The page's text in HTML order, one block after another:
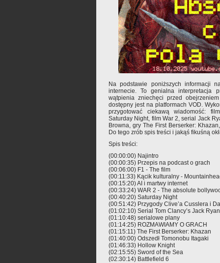
Na podstawie poniższych informacji
internecie. To genialna interpretacja
wątpienia zniechęci przed
dostępny jest na platformach VOD.
przygotować ciekawą wiadomość:
Saturday Night, film War 2, serial Jack
Browna, gry The First Berserker:
Do tego zrób spis treści i jakąś fikuśną
Spis treści:
(00:00:00) Najintro
(00:00:35) Przepis na podcast o grach
(00:06:00) F1 - The film
(00:11:33) Kącik kulturalny -
(00:15:20) AI i martwy internet
(00:33:24) WAR 2 - The absolute
(00:40:20) Saturday Night
(00:51:42) Przygody Clive’a Cusslera i
(01:02:10) Serial Tom Clancy’s Jack Ryan
(01:10:48) serialowe plany
(01:14:25) ROZMAWIAMY O GRACH
(01:15:11) The First Berserker: Khazan
(01:40:00) Odszedł Tomonobu Itagaki
(01:46:33) Hollow Knight
(02:15:55) Sword of the Sea
(02:30:14) Battlefield 6